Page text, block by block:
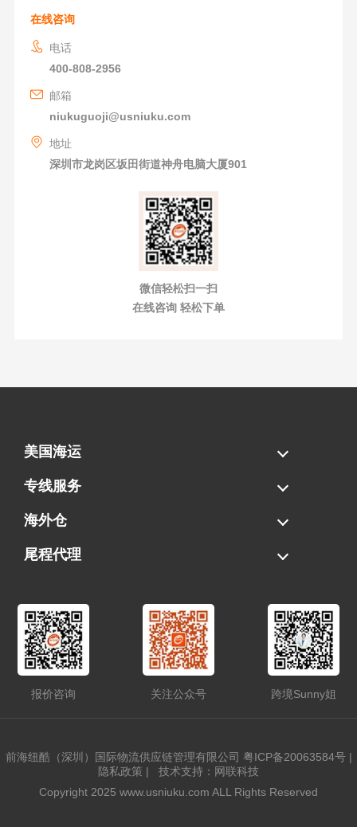
在线咨询
电话
400-808-2956
邮箱
niukuguoji@usniuku.com
地址
深圳市龙岗区坂田街道神舟电脑大厦901
微信轻松扫一扫
在线咨询 轻松下单
美国海运
海运拼柜
海运整柜
美国海卡
加拿大海运
专线服务
FBA专线直送
超大件专线
AWD专线
电池专线
海外仓
一件代发
FBA中转
贴标换标
拆柜/存储
尾程代理
报价咨询 关注公众号 跨境Sunny姐
前海纽酷（深圳）国际物流供应链管理有限公司 粤ICP备20063584号|
隐私政策 |
技术支持：网联科技
Copyright 2025 www.usniuku.com ALL Rights Reserved